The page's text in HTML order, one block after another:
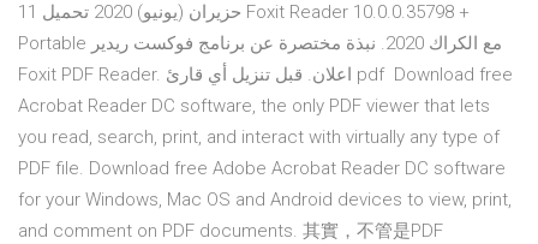
11 حزيران (يونيو) 2020 تحميل Foxit Reader 10.0.0.35798 +
Portable مع الكراك 2020. نبذة مختصرة عن برنامج فوكست ريدير
Foxit PDF Reader. اعلان. قبل تنزيل أي قارئ pdf Download free
Acrobat Reader DC software, the only PDF viewer that lets
you read, search, print, and interact with virtually any type of
PDF file. Download free Adobe Acrobat Reader DC software
for your Windows, Mac OS and Android devices to view, print,
and comment on PDF documents. 其實，不管是PDF